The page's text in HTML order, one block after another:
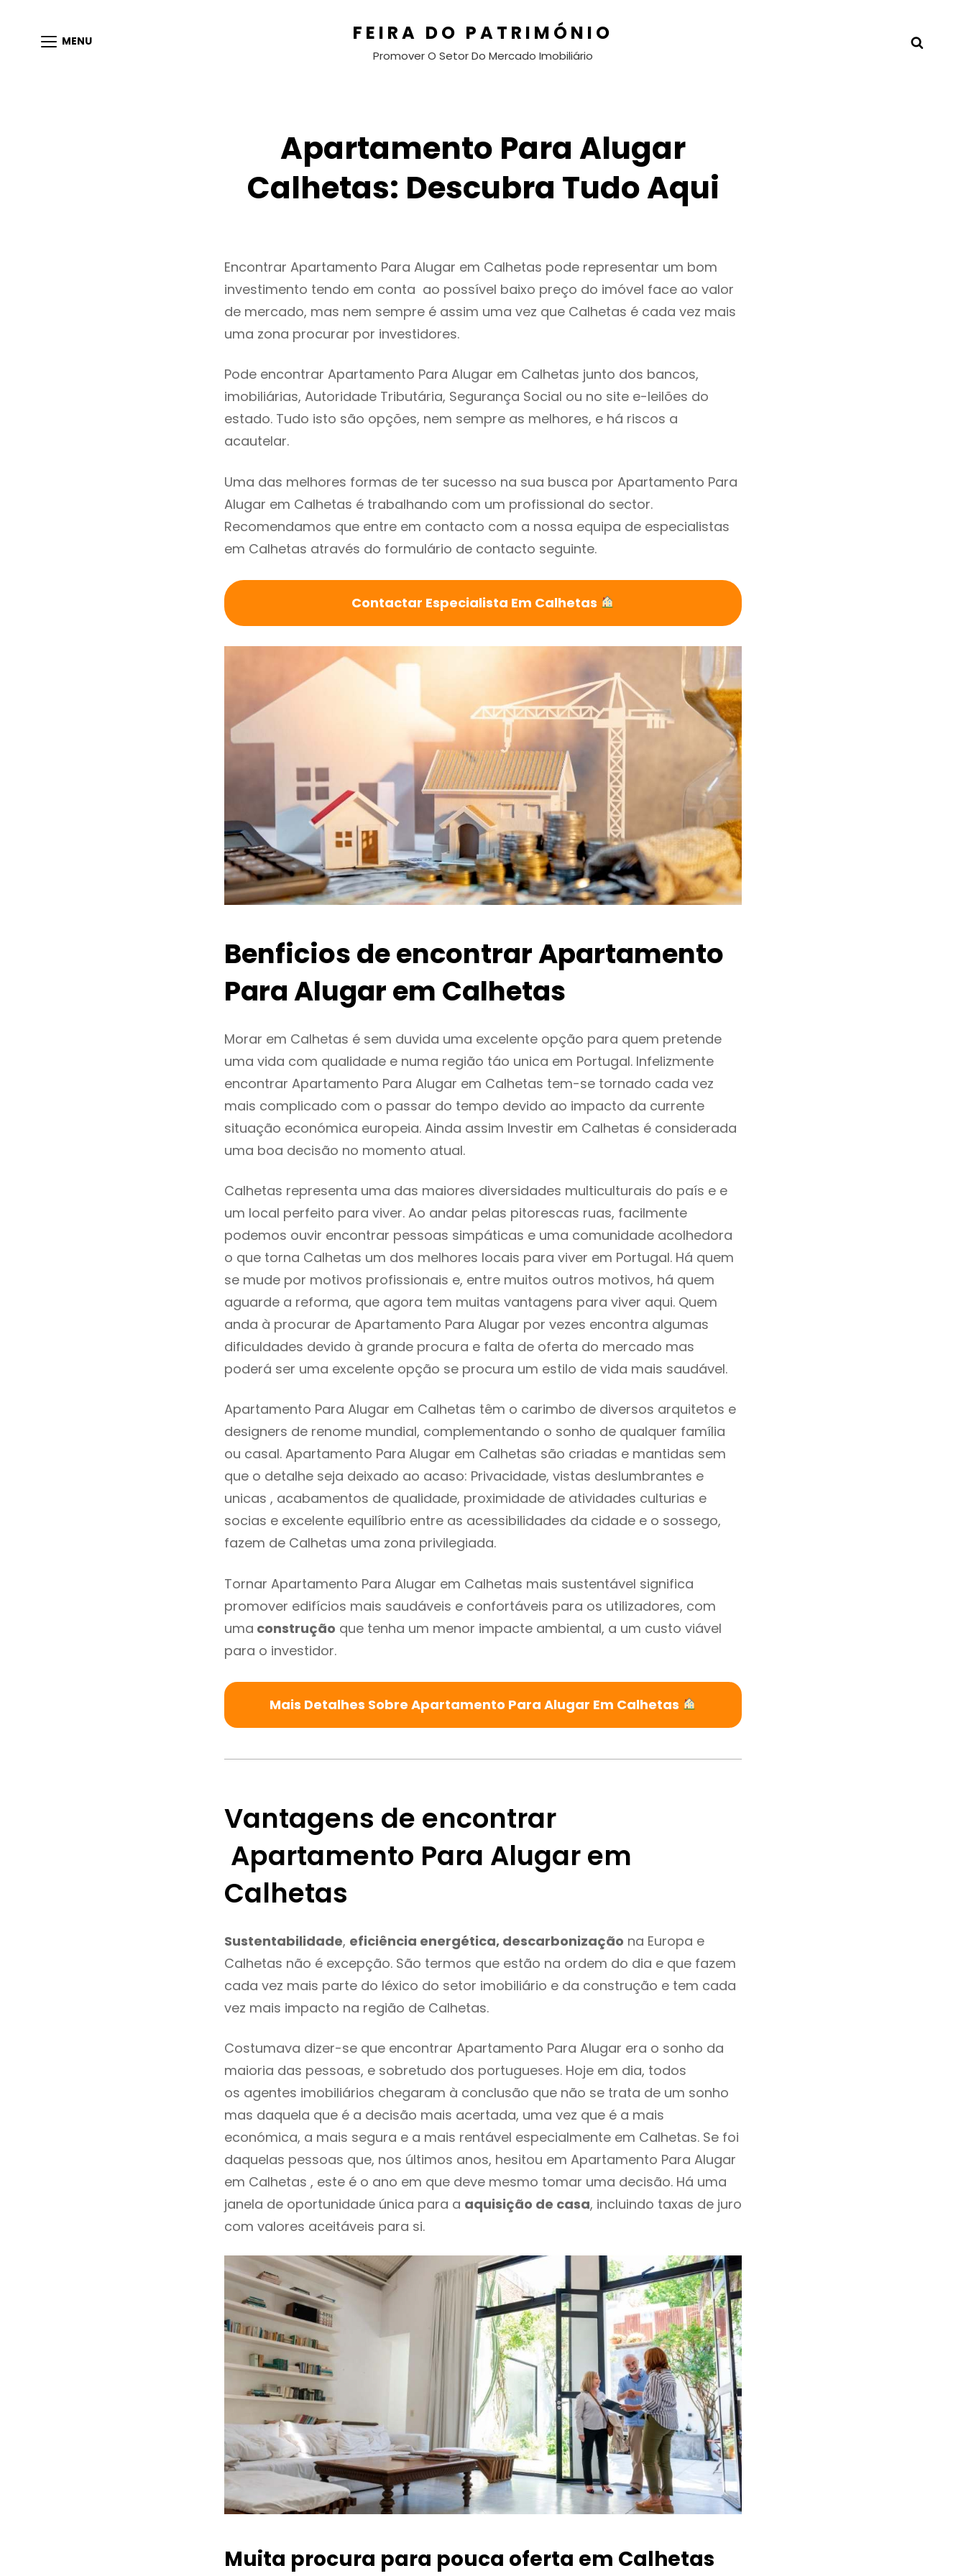
MENU FEIRA DO PATRIMÓNIO
Promover O Setor Do Mercado Imobiliário
Apartamento Para Alugar
Calhetas: Descubra Tudo Aqui
Encontrar Apartamento Para Alugar em Calhetas pode representar um bom
investimento tendo em conta ao possível baixo preço do imóvel face ao valor
de mercado, mas nem sempre é assim uma vez que Calhetas é cada vez mais
uma zona procurar por investidores.
Pode encontrar Apartamento Para Alugar em Calhetas junto dos bancos,
imobiliárias, Autoridade Tributária, Segurança Social ou no site e-leilões do
estado. Tudo isto são opções, nem sempre as melhores, e há riscos a
acautelar.
Uma das melhores formas de ter sucesso na sua busca por Apartamento Para
Alugar em Calhetas é trabalhando com um profissional do sector.
Recomendamos que entre em contacto com a nossa equipa de especialistas
em Calhetas através do formulário de contacto seguinte.
Contactar Especialista Em Calhetas
Benficios de encontrar Apartamento
Para Alugar em Calhetas
Morar em Calhetas é sem duvida uma excelente opção para quem pretende
uma vida com qualidade e numa região táo unica em Portugal. Infelizmente
encontrar Apartamento Para Alugar em Calhetas tem-se tornado cada vez
mais complicado com o passar do tempo devido ao impacto da currente
situação económica europeia. Ainda assim Investir em Calhetas é considerada
uma boa decisão no momento atual.
Calhetas representa uma das maiores diversidades multiculturais do país e e
um local perfeito para viver. Ao andar pelas pitorescas ruas, facilmente
podemos ouvir encontrar pessoas simpáticas e uma comunidade acolhedora
o que torna Calhetas um dos melhores locais para viver em Portugal. Há quem
se mude por motivos profissionais e, entre muitos outros motivos, há quem
aguarde a reforma, que agora tem muitas vantagens para viver aqui. Quem
anda à procurar de Apartamento Para Alugar por vezes encontra algumas
dificuldades devido à grande procura e falta de oferta do mercado mas
poderá ser uma excelente opção se procura um estilo de vida mais saudável.
Apartamento Para Alugar em Calhetas têm o carimbo de diversos arquitetos e
designers de renome mundial, complementando o sonho de qualquer família
ou casal. Apartamento Para Alugar em Calhetas são criadas e mantidas sem
que o detalhe seja deixado ao acaso: Privacidade, vistas deslumbrantes e
unicas , acabamentos de qualidade, proximidade de atividades culturias e
socias e excelente equilíbrio entre as acessibilidades da cidade e o sossego,
fazem de Calhetas uma zona privilegiada.
Tornar Apartamento Para Alugar em Calhetas mais sustentável significa
promover edifícios mais saudáveis e confortáveis para os utilizadores, com
uma construção que tenha um menor impacte ambiental, a um custo viável
para o investidor.
Mais Detalhes Sobre Apartamento Para Alugar Em Calhetas
Vantagens de encontrar
Apartamento Para Alugar em
Calhetas
Sustentabilidade, eficiência energética, descarbonização na Europa e
Calhetas não é excepção. São termos que estão na ordem do dia e que fazem
cada vez mais parte do léxico do setor imobiliário e da construção e tem cada
vez mais impacto na região de Calhetas.
Costumava dizer-se que encontrar Apartamento Para Alugar era o sonho da
maioria das pessoas, e sobretudo dos portugueses. Hoje em dia, todos
os agentes imobiliários chegaram à conclusão que não se trata de um sonho
mas daquela que é a decisão mais acertada, uma vez que é a mais
económica, a mais segura e a mais rentável especialmente em Calhetas. Se foi
daquelas pessoas que, nos últimos anos, hesitou em Apartamento Para Alugar
em Calhetas , este é o ano em que deve mesmo tomar uma decisão. Há uma
janela de oportunidade única para a aquisição de casa, incluindo taxas de juro
com valores aceitáveis para si.
Muita procura para pouca oferta em Calhetas